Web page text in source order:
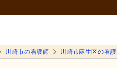
川崎市の看護師 川崎市麻生区の看